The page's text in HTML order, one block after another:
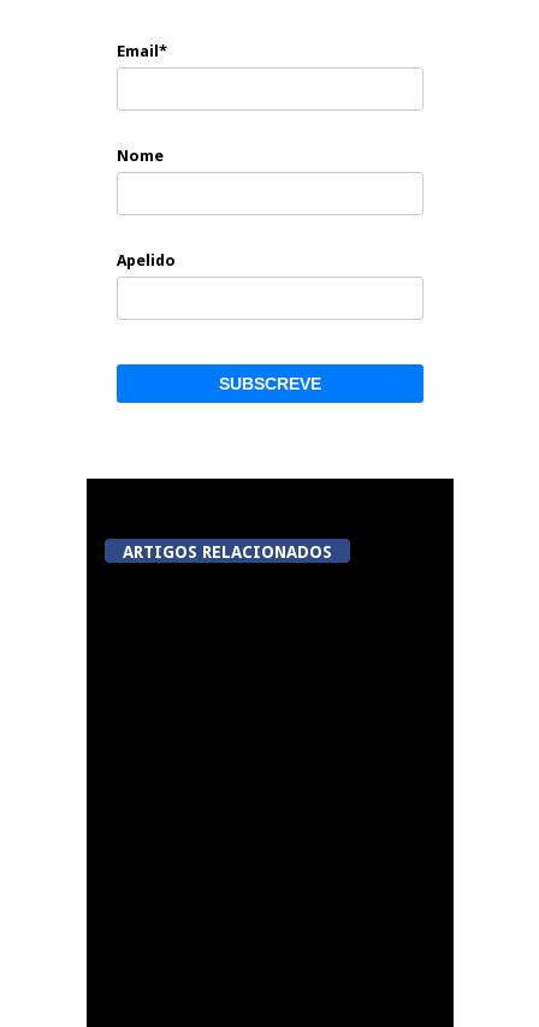
Email*
Nome
Apelido
ARTIGOS RELACIONADOS